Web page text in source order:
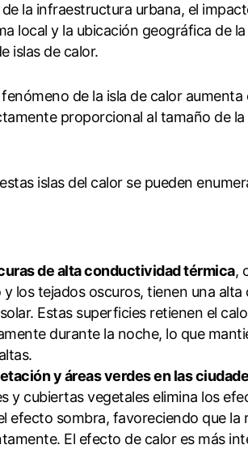
la infraestructura urbana, el
local y la ubicación geográfica de
islas de calor.
de la isla de calor
proporcional al tamaño de
islas del calor se pueden
de alta conductividad térmica,
los tejados oscuros, tienen una alta
Estas superficies retienen el
durante la noche, lo que
y áreas verdes en las
y cubiertas vegetales elimina los
efecto sombra, favoreciendo que la
El efecto de calor es más